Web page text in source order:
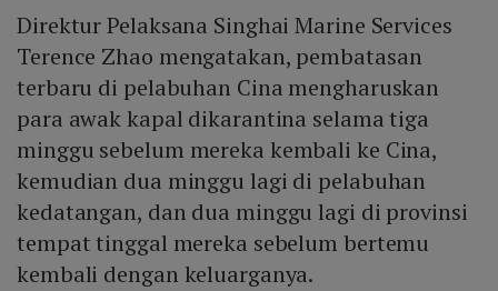
Direktur Pelaksana Singhai Marine Services
Terence Zhao mengatakan, pembatasan
terbaru di pelabuhan Cina mengharuskan
para awak kapal dikarantina selama tiga
minggu sebelum mereka kembali ke Cina,
kemudian dua minggu lagi di pelabuhan
kedatangan, dan dua minggu lagi di provinsi
tempat tinggal mereka sebelum bertemu
kembali dengan keluarganya.